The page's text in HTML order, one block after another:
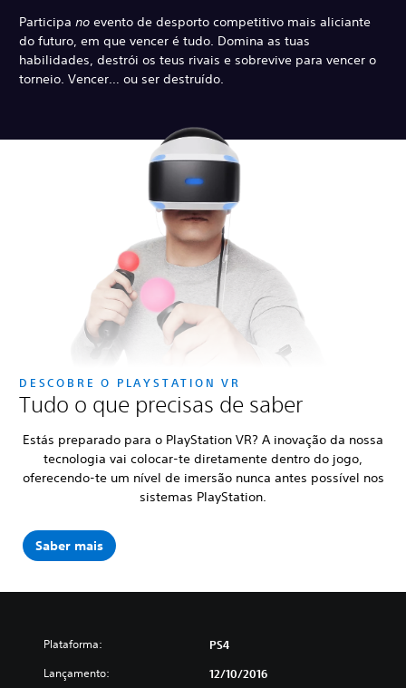
Participa no evento de desporto competitivo mais aliciante
do futuro, em que vencer é tudo. Domina as tuas
habilidades, destrói os teus rivais e sobrevive para vencer o
torneio. Vencer… ou ser destruído.
DESCOBRE O PLAYSTATION VR
Tudo o que precisas de saber
Estás preparado para o PlayStation VR? A inovação da nossa
tecnologia vai colocar-te diretamente dentro do jogo,
oferecendo-te um nível de imersão nunca antes possível nos
sistemas PlayStation.
Saber mais
Plataforma: PS4
Lançamento: 12/10/2016